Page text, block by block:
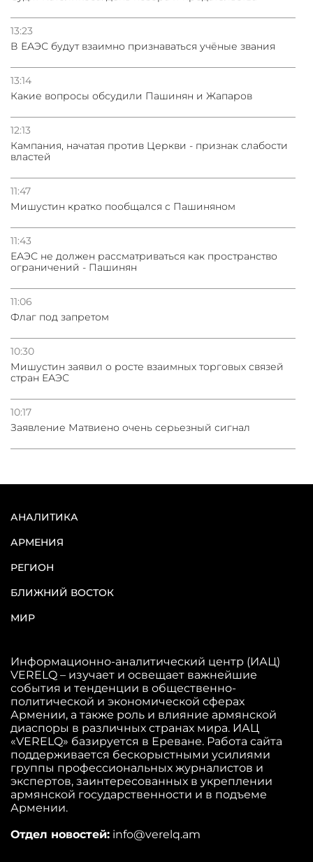
13:23
В ЕАЭС будут взаимно признаваться учёные звания
13:14
Какие вопросы обсудили Пашинян и Жапаров
12:13
Кампания, начатая против Церкви - признак слабости
властей
11:47
Мишустин кратко пообщался с Пашиняном
11:43
ЕАЭС не должен рассматриваться как пространство
ограничений - Пашинян
11:06
Флаг под запретом
10:30
Мишустин заявил о росте взаимных торговых связей
стран ЕАЭС
10:17
Заявление Матвиено очень серьезный сигнал
АНАЛИТИКА
АРМЕНИЯ
РЕГИОН
БЛИЖНИЙ ВОСТОК
МИР
Информационно-аналитический центр (ИАЦ)
VERELQ – изучает и освещает важнейшие
события и тенденции в общественно-
политической и экономической сферах
Армении, а также роль и влияние армянской
диаспоры в различных странах мира. ИАЦ
«VERELQ» базируется в Ереване. Работа сайта
поддерживается бескорыстными усилиями
группы профессиональных журналистов и
экспертов, заинтересованных в укреплении
армянской государственности и в подъеме
Армении.
Отдел новостей: info@verelq.am